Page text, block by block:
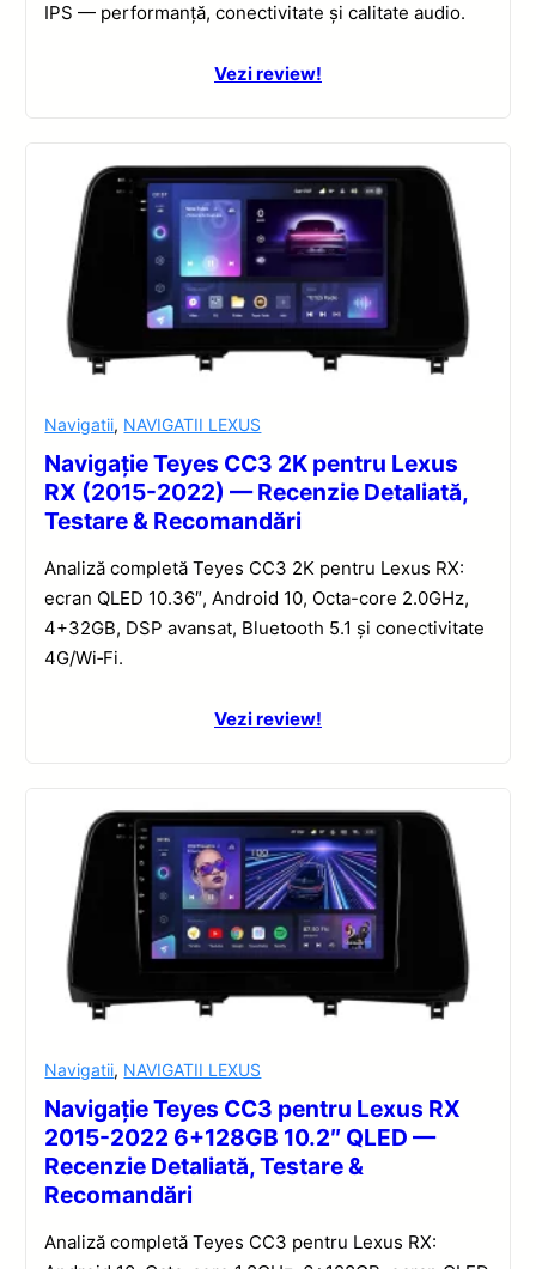
IPS — performanță, conectivitate și calitate audio.
Vezi review!
Navigatii, NAVIGATII LEXUS
Navigație Teyes CC3 2K pentru Lexus
RX (2015-2022) — Recenzie Detaliată,
Testare & Recomandări
Analiză completă Teyes CC3 2K pentru Lexus RX:
ecran QLED 10.36″, Android 10, Octa-core 2.0GHz,
4+32GB, DSP avansat, Bluetooth 5.1 și conectivitate
4G/Wi‑Fi.
Vezi review!
Navigatii, NAVIGATII LEXUS
Navigație Teyes CC3 pentru Lexus RX
2015-2022 6+128GB 10.2″ QLED —
Recenzie Detaliată, Testare &
Recomandări
Analiză completă Teyes CC3 pentru Lexus RX: